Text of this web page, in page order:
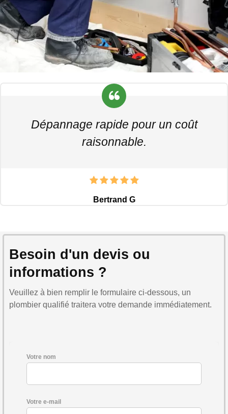
Dépannage rapide pour un coût
raisonnable.
Bertrand G
Besoin d'un devis ou
informations ?
Veuillez à bien remplir le formulaire ci-dessous, un
plombier qualifié traitera votre demande immédiatement.
Votre nom
Votre e-mail